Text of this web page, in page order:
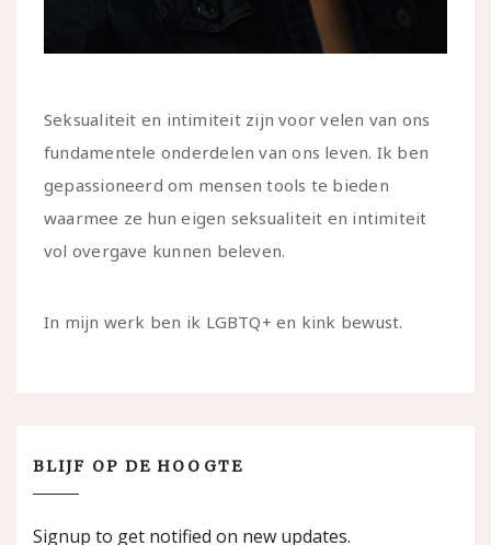
Seksualiteit en intimiteit zijn voor velen van ons
fundamentele onderdelen van ons leven. Ik ben
gepassioneerd om mensen tools te bieden
waarmee ze hun eigen seksualiteit en intimiteit
vol overgave kunnen beleven.
In mijn werk ben ik LGBTQ+ en kink bewust.
BLIJF OP DE HOOGTE